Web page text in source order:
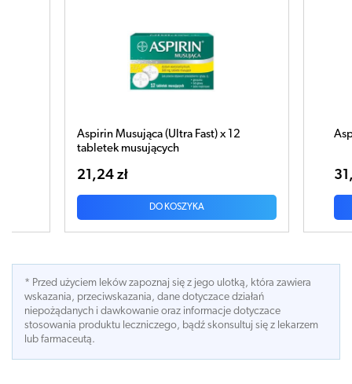
(Ultra Fast) x 12
Aspirin Pro 500mg x 20 tabletek
* Przed użyciem leków zapoznaj się z jego ulotką, która zawiera
wskazania, przeciwskazania, dane dotyczace działań
niepożądanych i dawkowanie oraz informacje dotyczace
stosowania produktu leczniczego, bądź skonsultuj się z lekarzem
lub farmaceutą.